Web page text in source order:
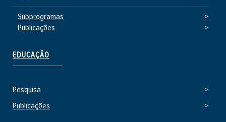
Subprogramas
Publicações
EDUCAÇÃO
Pesquisa
Publicações